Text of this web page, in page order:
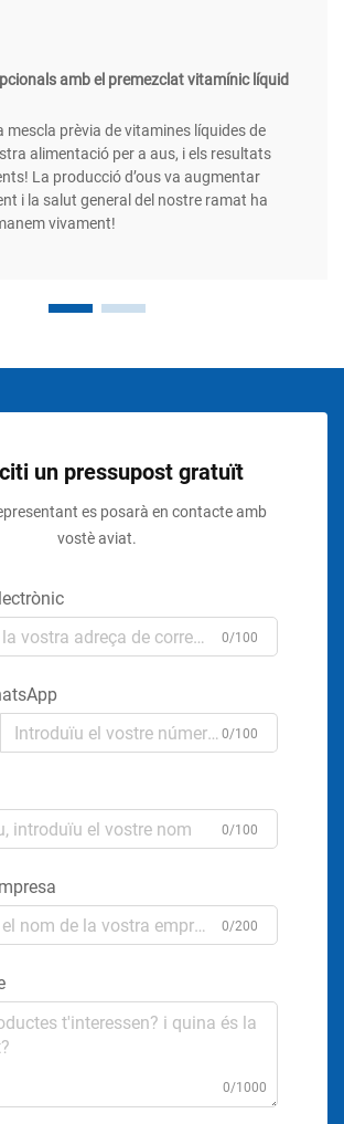
amb el premezclat vitamínic líquid
mescla prèvia de vitamines líquides de
alimentació per a aus, i els resultats
La producció d’ous va augmentar
i la salut general del nostre ramat ha
vivament!
un pressupost gratuït
es posarà en contacte amb
vostè aviat.
0/100
0/100
0/100
0/200
0/1000